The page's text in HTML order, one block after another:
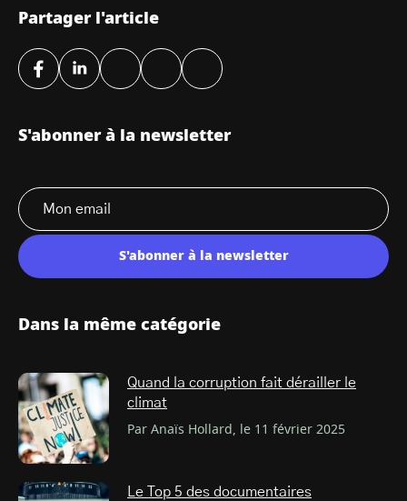
Partager l'article
S'abonner à la newsletter
S'abonner à la newsletter
Dans la même catégorie
Quand la corruption fait dérailler le
climat
Par Anaïs Hollard, le 11 février 2025
Le Top 5 des documentaires